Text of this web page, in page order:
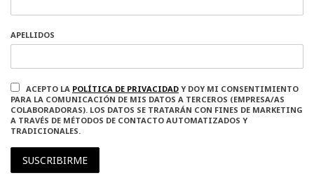
APELLIDOS
ACEPTO LA POLÍTICA DE PRIVACIDAD Y DOY MI CONSENTIMIENTO
PARA LA COMUNICACIÓN DE MIS DATOS A TERCEROS (EMPRESA/AS
COLABORADORAS). LOS DATOS SE TRATARÁN CON FINES DE MARKETING
A TRAVÉS DE MÉTODOS DE CONTACTO AUTOMATIZADOS Y
TRADICIONALES.
SUSCRIBIRME